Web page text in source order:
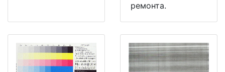
ремонта.